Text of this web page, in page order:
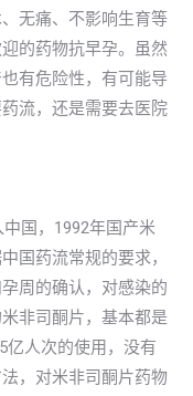
无痛、不影响生育等
的药物抗早孕。虽然
有危险性，有可能导
流，还是需要去医院
国，1992年国产米
国药流常规的要求，
周的确认，对感染的
非司酮片，基本都是
亿人次的使用，没有
，对米非司酮片药物